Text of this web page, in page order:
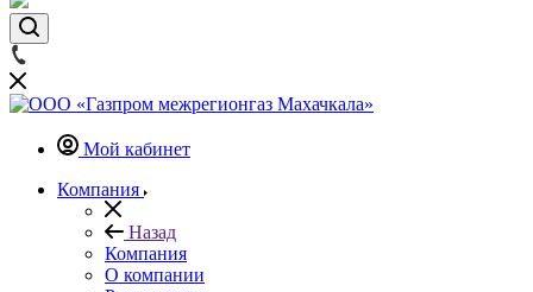
Мой кабинет
Компания
Назад
Компания
О компании